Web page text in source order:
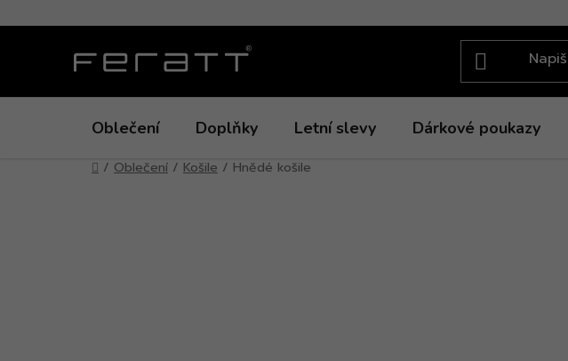
na
Oblečení Doplňky Letní slevy Dárkové poukazy
Domů
/ Oblečení / Košile / Hnědé košile